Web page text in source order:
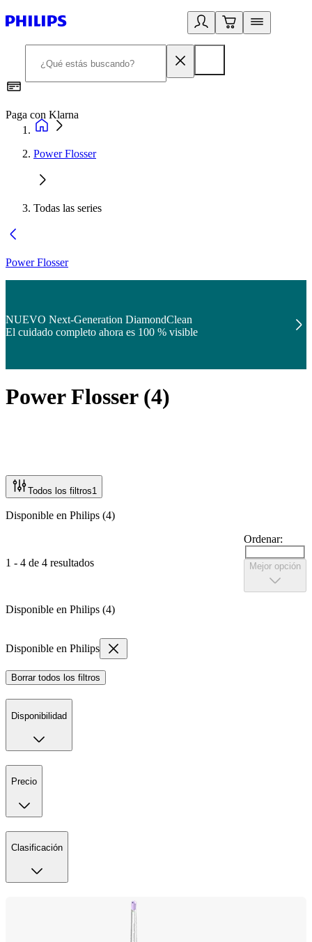
Paga con Klarna
Power Flosser
Todas las series
Power Flosser
NUEVO Next-Generation DiamondClean
El cuidado completo ahora es 100 % visible
Power Flosser(4)
Todos los filtros1
Disponible en Philips (4)
1 - 4 de 4 resultados
Ordenar:
Mejor opción
Disponible en Philips (4)
Disponible en Philips
Borrar todos los filtros
Disponibilidad
Precio
Clasificación